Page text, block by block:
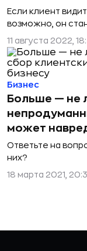
Если клиент
возможно, он
11 августа 2022,
Больше — не
может
Ответьте на
них?
Бизнес
18 марта 2021,